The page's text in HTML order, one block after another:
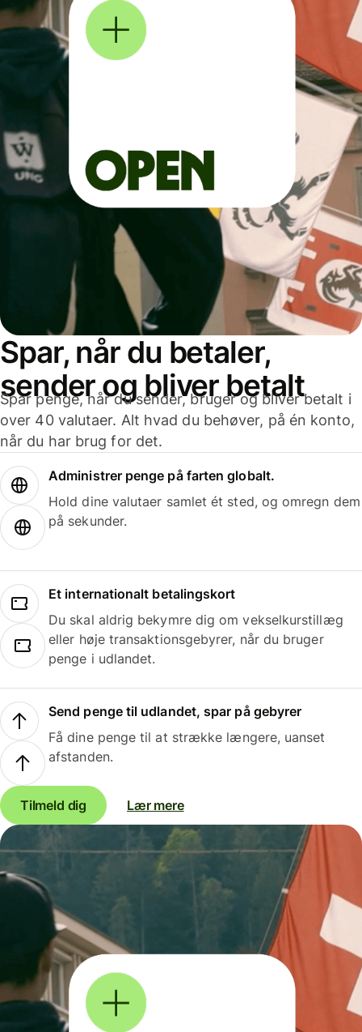
Spar, når du betaler,
sender og bliver betalt
Spar penge, når du sender, bruger og bliver betalt i
over 40 valutaer. Alt hvad du behøver, på én konto,
når du har brug for det.
Administrer penge på farten globalt.
Hold dine valutaer samlet ét sted, og omregn dem
på sekunder.
Et internationalt betalingskort
Du skal aldrig bekymre dig om vekselkurstillæg
eller høje transaktionsgebyrer, når du bruger
penge i udlandet.
Send penge til udlandet, spar på gebyrer
Få dine penge til at strække længere, uanset
afstanden.
Tilmeld dig Lær mere